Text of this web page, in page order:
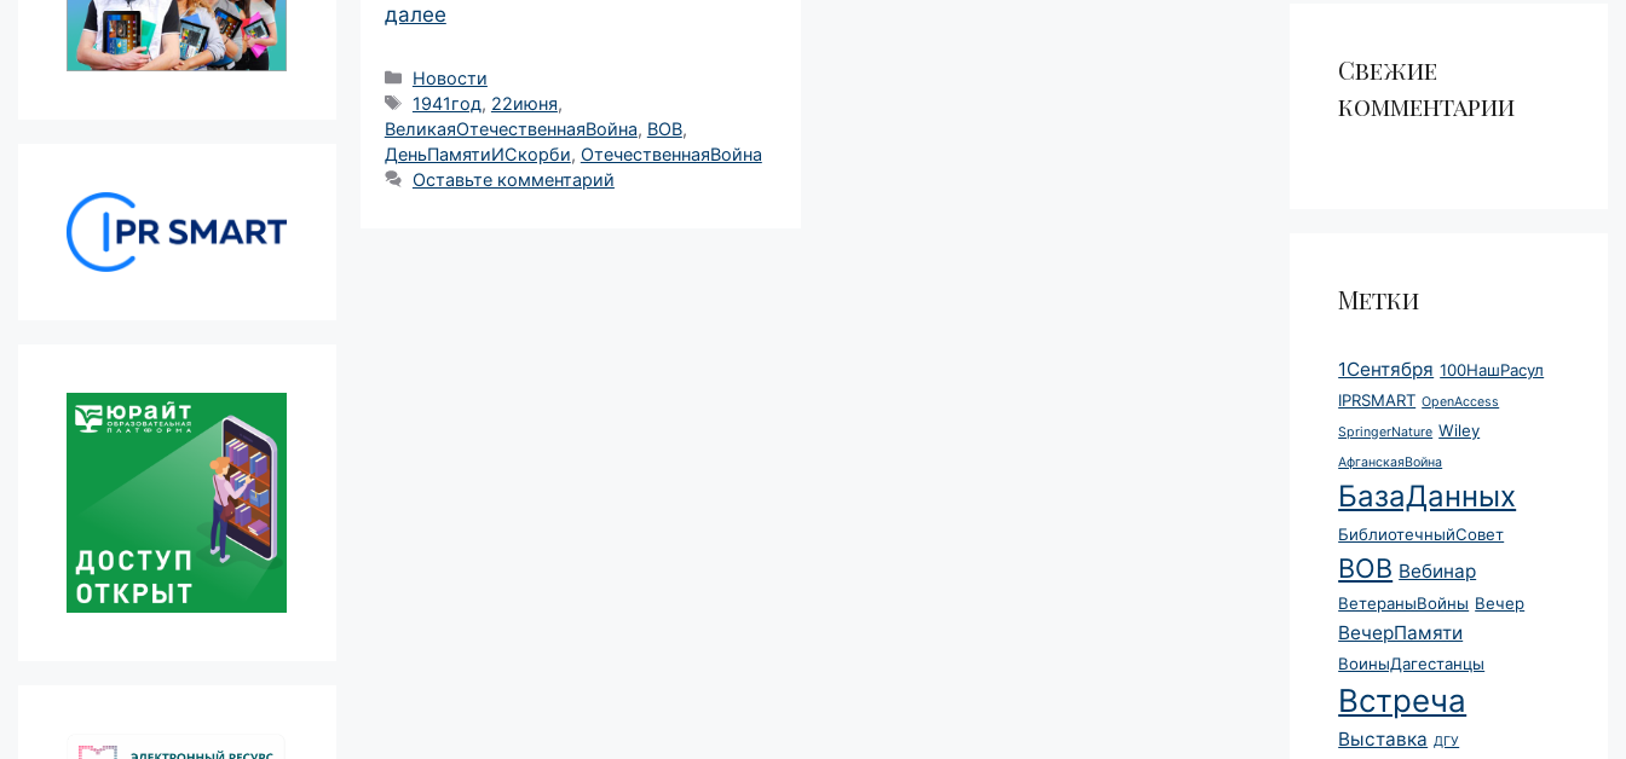
далее
Рубрики
Новости
Метки
1941год, 22июня,
ВеликаяОтечественнаяВойна, ВОВ,
ДеньПамятиИСкорби, ОтечественнаяВойна
Оставьте комментарий
Свежие
комментарии
Метки
1Сентября 100НашРасул
IPRSMART OpenAccess
SpringerNature Wiley
АфганскаяВойна
БазаДанных
БиблиотечныйСовет
ВОВ Вебинар
ВетераныВойны Вечер
ВечерПамяти
ВоиныДагестанцы
Встреча
Выставка ДГУ